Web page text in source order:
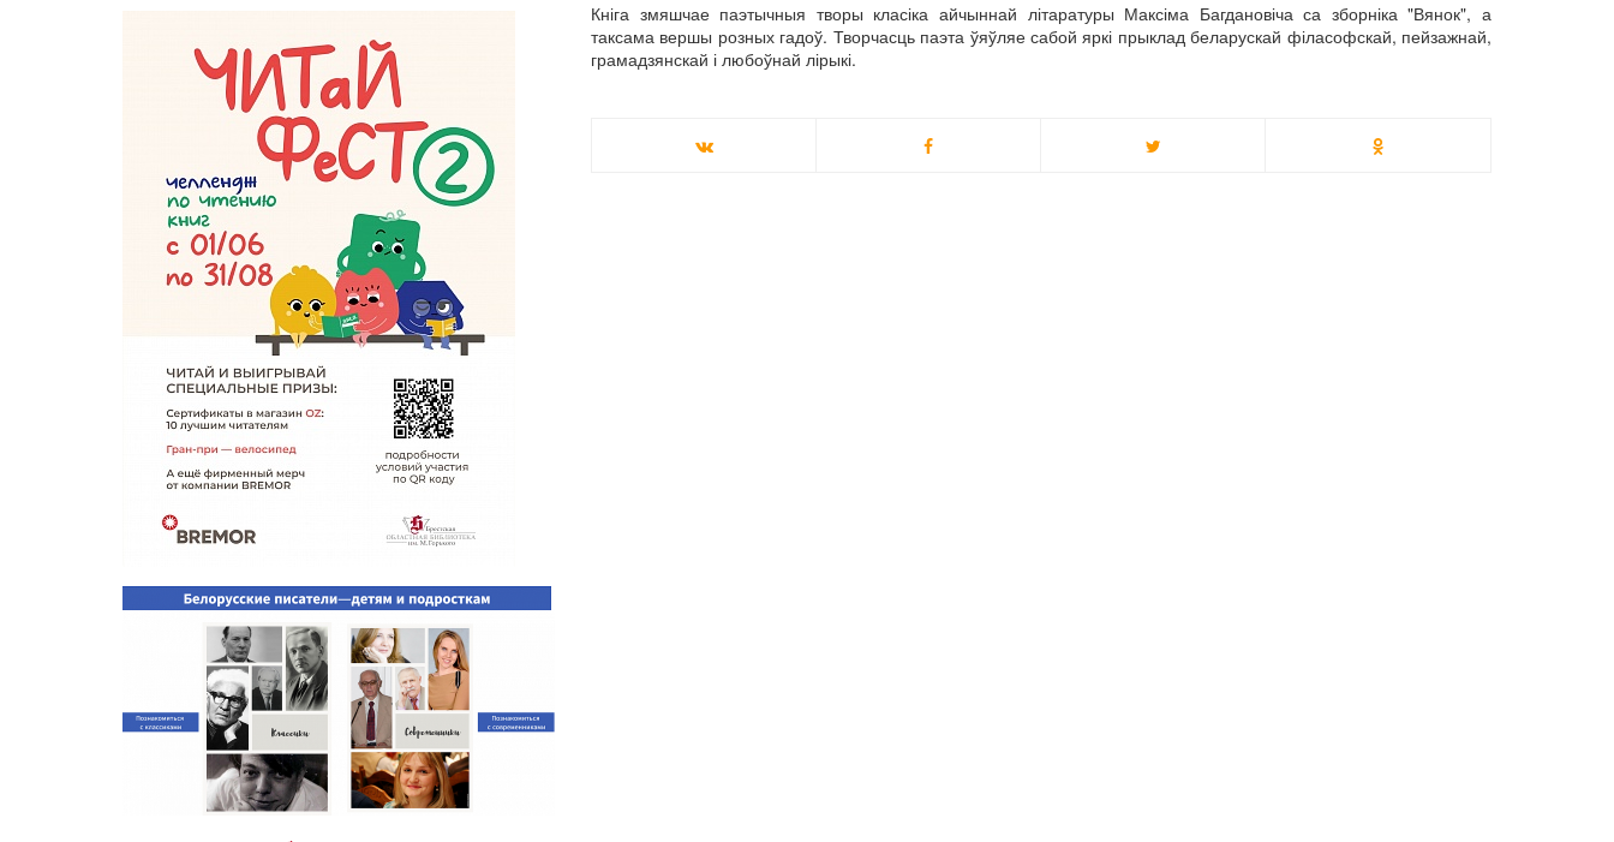
Кніга змяшчае паэтычныя творы класіка айчыннай літаратуры Максіма Багдановіча са зборніка "Вянок", а
таксама вершы розных гадоў. Творчасць паэта ўяўляе сабой яркі прыклад беларускай філасофскай, пейзажнай,
грамадзянскай і любоўнай лірыкі.